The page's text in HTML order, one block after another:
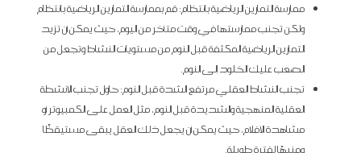
ممارسة التمارين الرياضية بانتظام: قم بممارسة التمارين الرياضية بانتظام
ولكن تجنب ممارستها في وقت متأخر من اليوم، حيث يمكن أن تزيد
التمارين الرياضية المكثفة قبل النوم من مستويات النشاط وتجعل من
الصعب عليك الخلود إلى النوم.
تجنب النشاط العقلي مرتفع الشدة قبل النوم: حاول تجنب الأنشطة
العقلية المنهجية والشديدة قبل النوم، مثل العمل على الكمبيوتر أو
مشاهدة الأفلام، حيث يمكن أن يجعل ذلك العقل يبقى مستيقظًا
ومنبهًا لفترة طويلة.